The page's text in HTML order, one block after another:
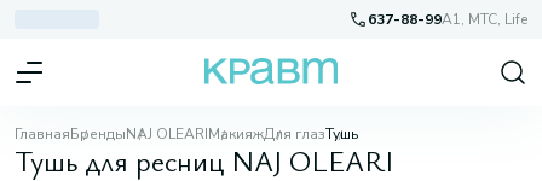
637-88-99A1, МТС, Life
ГлавнаяБрендыNAJ OLEARIМакияжДля глазТушь
Тушь для ресниц NAJ OLEARI